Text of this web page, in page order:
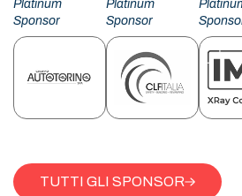
Platinum
Sponsor
Platinum
Sponsor
TUTTI GLI SPONSOR